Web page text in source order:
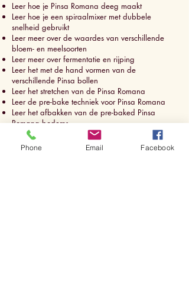
Leer hoe je Pinsa Romana deeg maakt
Leer hoe je een spiraalmixer met dubbele
snelheid gebruikt
Leer meer over de waardes van verschillende
bloem- en meelsoorten
Leer meer over fermentatie en rijping
Leer het met de hand vormen van de
verschillende Pinsa bollen
Leer het stretchen van de Pinsa Romana
Leer de pre-bake techniek voor Pinsa Romana
Leer het afbakken van de pre-baked Pinsa
Romana bodems
Leer hoe je verschillende Pinsa’s bakt in een
Pinsa oven met dubbele temperatuur
Phone Email Facebook